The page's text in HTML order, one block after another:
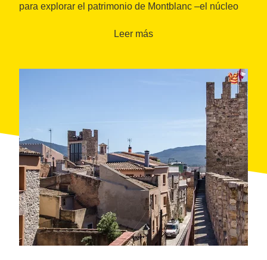
para explorar el patrimonio de Montblanc –el núcleo
así como el entorno natural e histórico de la zona. El
encuentran a solo 24 y 27 kilómetros,
Leer más